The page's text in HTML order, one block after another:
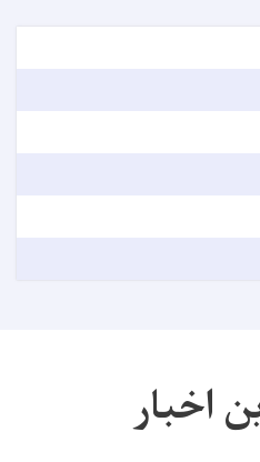
اخبار